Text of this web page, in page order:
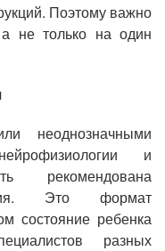
Поэтому важно
не только на один
неоднозначными
и
рекомендована
Это формат
состояние ребенка
разных